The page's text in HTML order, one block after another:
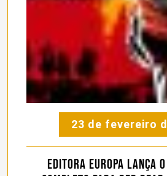
23 de fevereiro
Editora Europa lança